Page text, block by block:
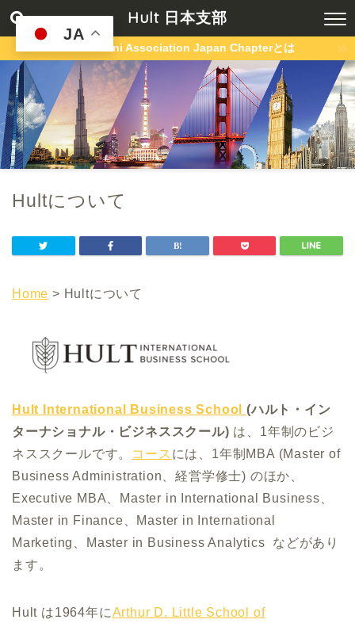
Hult 日本支部
Hult Alumni Association Japan Chapterとは
Hultについて
Home > Hultについて
Hult International Business School (ハルト・イン
ターナショナル・ビジネススクール) は、1年制のビジ
ネススクールです。
コース には、1年制MBA (Master of
Business Administration、経営学修士) のほか、
Executive MBA、Master in International Business、
Master in Finance、Master in International
Marketing、Master in Business Analytics などがあり
ます。
Hult は1964年にArthur D. Little School of
JA